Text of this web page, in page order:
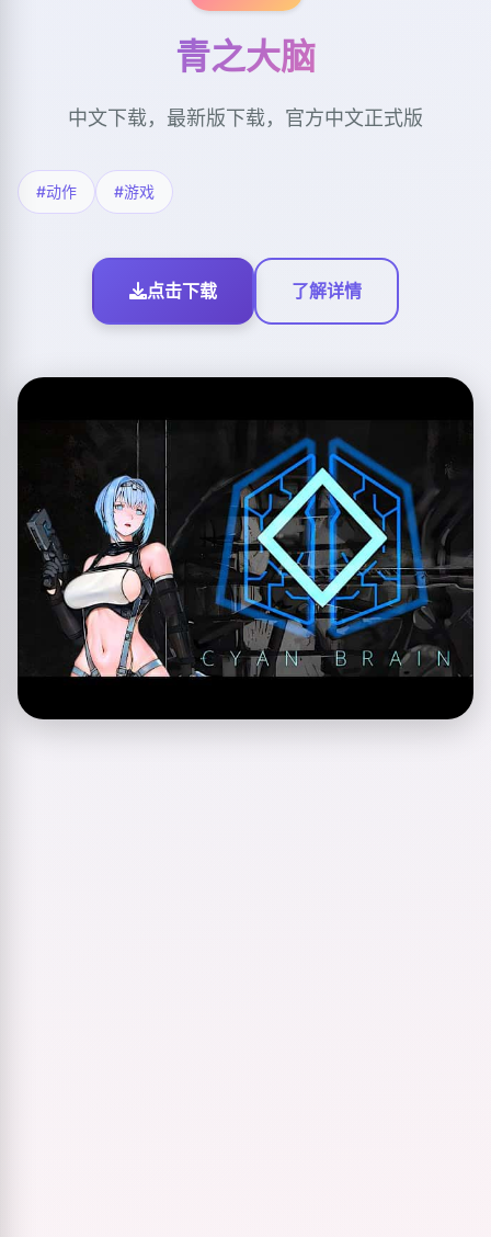
青之大脑
中文下载，最新版下载，官方中文正式版
#动作 #游戏
点击下载 了解详情